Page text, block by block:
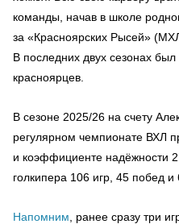
команды, начав в школе
за «Красноярских Рысей»
В последних двух сезонах
красноярцев.
В сезоне 2025/26 на счету
регулярном чемпионате ВХЛ
и коэффициенте надёжности
голкипера 106 игр, 45 побед и
Напомним , ранее сразу три